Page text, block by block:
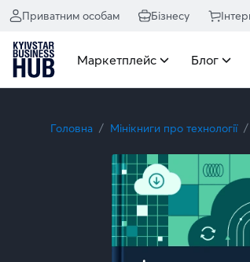
Приватним особам Бізнесу
Маркетплейс Блог
Головна Мінікниги про технології
Хмарні сервіси для українського бізнесу